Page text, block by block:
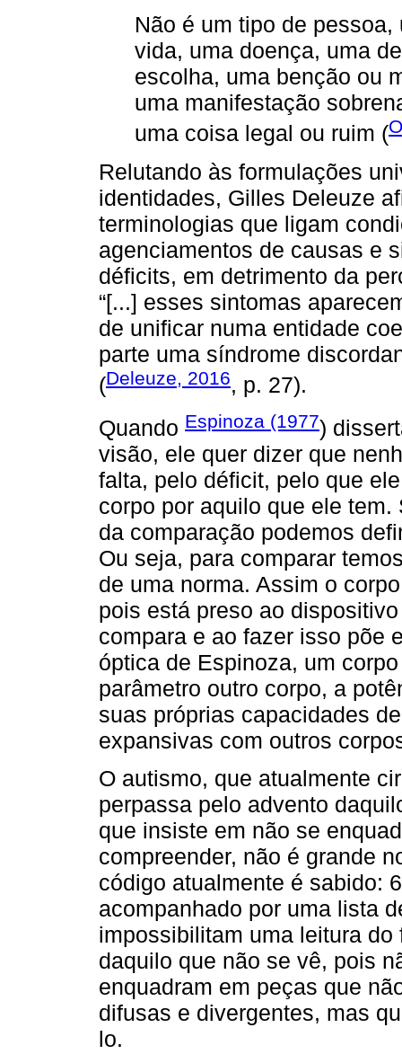
Não é um tipo de
vida, uma doença, uma
escolha, uma benção ou
uma manifestação
uma coisa legal ou ruim (
Relutando às formulações
identidades, Gilles Deleuze
terminologias que ligam
agenciamentos de causas e
déficits, em detrimento da
“[...] esses sintomas
de unificar numa entidade
parte uma síndrome
(Deleuze, 2016, p. 27).
Quando Espinoza (1977)
visão, ele quer dizer que
falta, pelo déficit, pelo que
corpo por aquilo que ele
da comparação podemos
Ou seja, para comparar
de uma norma. Assim o
pois está preso ao
compara e ao fazer isso põe
óptica de Espinoza, um
parâmetro outro corpo, a
suas próprias capacidades
expansivas com outros
O autismo, que atualmente
perpassa pelo advento
que insiste em não se
compreender, não é grande
código atualmente é sabido:
acompanhado por uma lista
impossibilitam uma leitura
daquilo que não se vê, pois
enquadram em peças que
difusas e divergentes, mas
lo.